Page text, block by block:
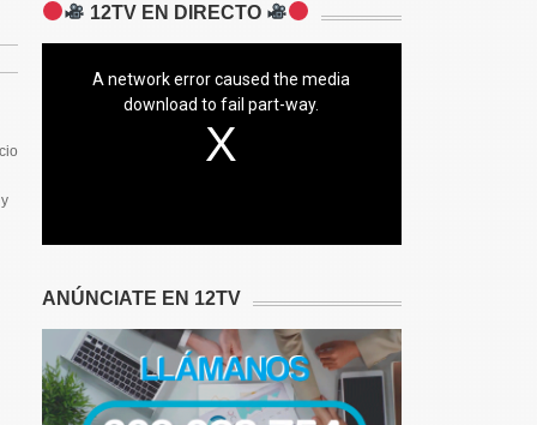
12TV EN DIRECTO
A network error caused the media
download to fail part-way.
ANÚNCIATE EN 12TV